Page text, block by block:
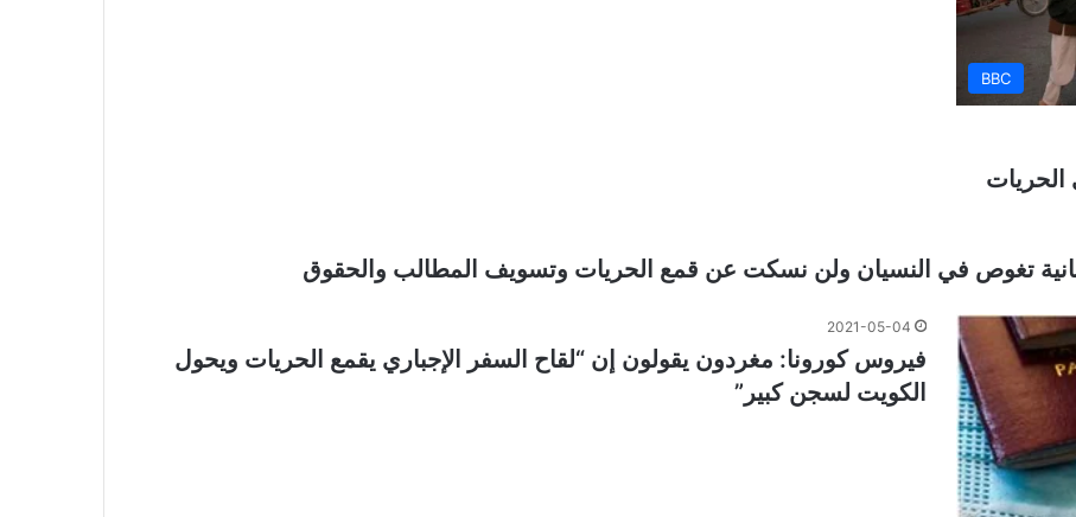
BBC
تغوص في النسيان ولن نسكت عن قمع الحريات وتسويف المطالب والحقوق
2021-05-04
فيروس كورونا: مغردون يقولون إن “لقاح السفر الإجباري يقمع الحريات ويحول
الكويت لسجن كبير”